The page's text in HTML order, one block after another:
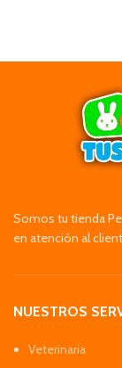
Somos tu tienda
en atención al
NUESTROS
Veterinaria